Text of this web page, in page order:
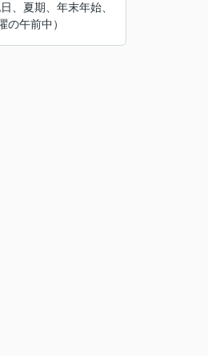
、夏期、年末年始、
の午前中）